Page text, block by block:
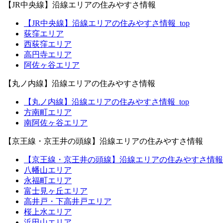
【JR中央線】沿線エリアの住みやすさ情報
【JR中央線】沿線エリアの住みやすさ情報_top
荻窪エリア
西荻窪エリア
高円寺エリア
阿佐ヶ谷エリア
【丸ノ内線】沿線エリアの住みやすさ情報
【丸ノ内線】沿線エリアの住みやすさ情報_top
方南町エリア
南阿佐ヶ谷エリア
【京王線・京王井の頭線】沿線エリアの住みやすさ情報
【京王線・京王井の頭線】沿線エリアの住みやすさ情
八幡山エリア
永福町エリア
富士見ヶ丘エリア
高井戸・下高井戸エリア
桜上水エリア